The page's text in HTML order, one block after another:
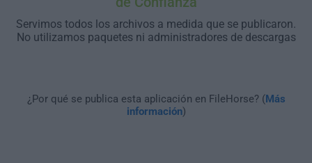
Servimos todos los archivos a medida que se publicaron.
No utilizamos paquetes ni administradores de descargas
¿Por qué se publica esta aplicación en FileHorse? (Más
información)